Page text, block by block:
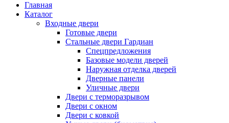
Главная
Каталог
Входные двери
Готовые двери
Стальные двери Гардиан
Спецпредложения
Базовые модели дверей
Наружная отделка дверей
Дверные панели
Уличные двери
Двери с терморазрывом
Двери с окном
Двери с ковкой